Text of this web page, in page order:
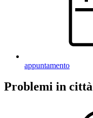
appuntamento
Problemi in città